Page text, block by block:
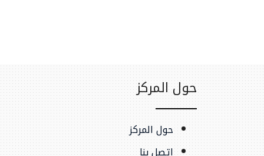
من
حول المركز
حول المركز
إتصل بنا